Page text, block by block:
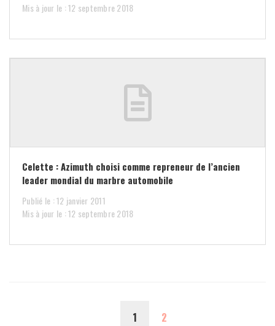
Mis à jour le : 12 septembre 2018
Celette : Azimuth choisi comme repreneur de l’ancien
leader mondial du marbre automobile
Publié le : 12 janvier 2011
Mis à jour le : 12 septembre 2018
1 (CURRENT)
2